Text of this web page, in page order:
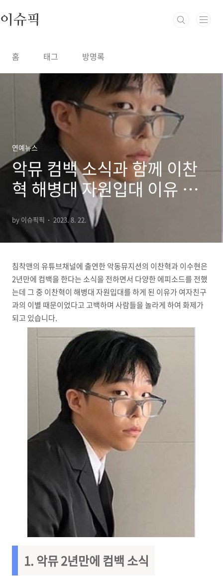
이슈픽
홈 태그 방명록
연예뉴스
악뮤 컴백 소식과 함께 이찬
혁 해병대 자원입대 이유 고
백 (+열애설)
by 이슈픽픽 2023. 8. 22.
침착맨의 유튜브채널에 출연한 악동뮤지션의 이찬혁과 이수현은
2년만에 컴백을 한다는 소식을 전하면서 다양한 에피소드를 전했
는데 그 중 이찬혁이 해병대 자원입대를 하게 된 이유가 여자친구
과의 이별 때문이었다고 고백하며 사람들을 놀라게 하여 화제가
되고 있습니다.
1. 악뮤 2년만에 컴백 소식